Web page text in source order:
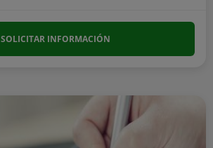
SOLICITAR INFORMACIÓN